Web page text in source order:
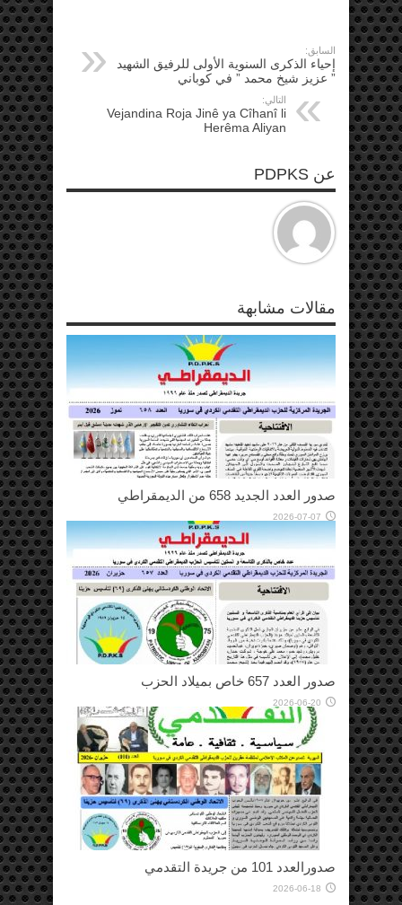
السابق:
إحياء الذكرى السنوية الأولى للرفيق الشهيد
” عزيز شيخ محمد ” في كوباني
التالي:
Vejandina Roja Jinê ya Cîhanî li
Herêma Aliyan
عن PDPKS
مقالات مشابهة
صدور العدد الجديد 658 من الديمقراطي
2026-07-07
صدور العدد 657 خاص بميلاد الحزب
2026-06-20
صدورالعدد 101 من جريدة التقدمي
2026-06-18